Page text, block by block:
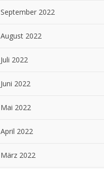
September 2022
August 2022
Juli 2022
Juni 2022
Mai 2022
April 2022
März 2022